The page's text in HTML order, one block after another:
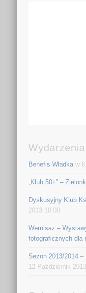
Wydarzenia
Benefis Władka w
„Klub 50+” –
Dyskusyjny Klub
2013 10:00
Wernisaż –
fotograficznych dla
Sezon 2013/2014
12 Październik